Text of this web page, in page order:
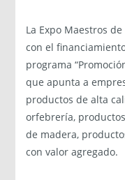
La Expo Maestros
con el
programa
que apunta a
productos de alta
orfebrería,
de madera,
con valor agregado.